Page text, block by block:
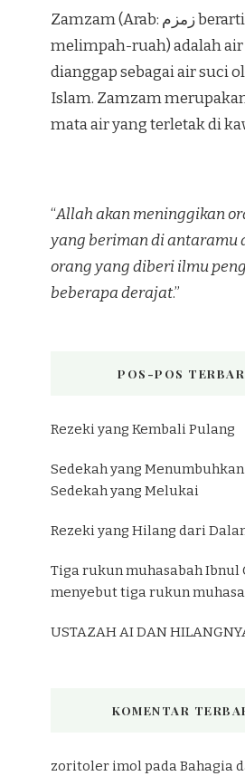
Zamzam (Arab: زمزم‎ berarti banyak,
melimpah-ruah) adalah air
dianggap sebagai air suci
Islam. Zamzam
mata air yang terletak di
“Allah akan meninggikan
yang beriman di antaramu
orang yang diberi ilmu
beberapa derajat.”
POS-POS
Rezeki yang Kembali Pulang
Sedekah yang
Sedekah yang Melukai
Rezeki yang Hilang dari
Tiga rukun muhasabah Ibnul
menyebut tiga rukun
USTAZAH AI DAN
KOMENTAR
zoritoler imolpadaBahagia